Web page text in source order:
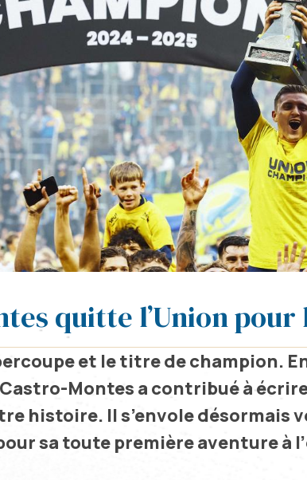
quitte l’Union pour
et le titre de champion.
Montes a contribué à
histoire. Il s’envole désormais
sa toute première aventure à